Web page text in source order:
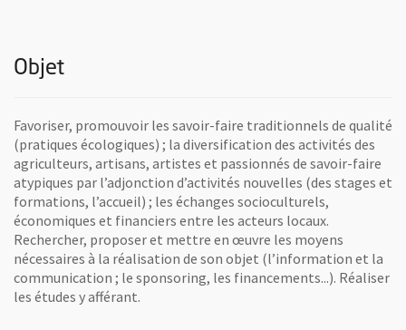
Objet
Favoriser, promouvoir les savoir-faire traditionnels de qualité
(pratiques écologiques) ; la diversification des activités des
agriculteurs, artisans, artistes et passionnés de savoir-faire
atypiques par l’adjonction d’activités nouvelles (des stages et
formations, l’accueil) ; les échanges socioculturels,
économiques et financiers entre les acteurs locaux.
Rechercher, proposer et mettre en œuvre les moyens
nécessaires à la réalisation de son objet (l’information et la
communication ; le sponsoring, les financements...). Réaliser
les études y afférant.